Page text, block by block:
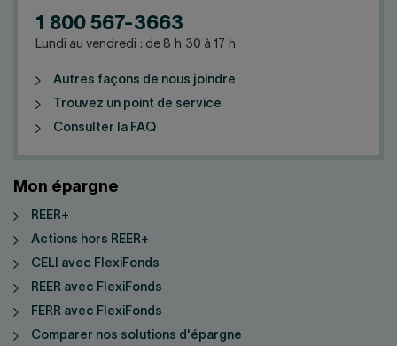
1 800 567-3663
Lundi au vendredi : de 8 h 30 à 17 h
Autres façons de nous joindre
Trouvez un point de service
Consulter la FAQ
Mon épargne
REER+
Actions hors REER+
CELI avec FlexiFonds
REER avec FlexiFonds
FERR avec FlexiFonds
Comparer nos solutions d'épargne